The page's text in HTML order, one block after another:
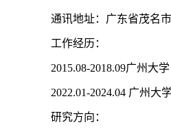
通讯地址：广东省茂名
工作经历：
2015.08-2018.09广州大
2022.01-2024.04 广州大
研究方向：